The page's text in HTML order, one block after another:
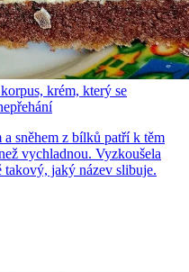
krém, který se
sněhem z bílků patří k těm
vychladnou. Vyzkoušela
takový, jaký název slibuje.